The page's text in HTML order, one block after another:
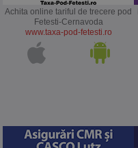
Achita online tariful de trecere pod
Fetesti-Cernavoda
www.taxa-pod-fetesti.ro